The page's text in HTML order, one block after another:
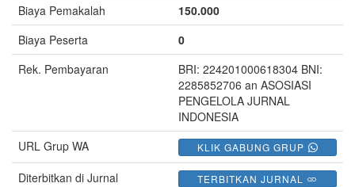
Biaya Pemakalah
150.000
Biaya Peserta
0
Rek. Pembayaran
BRI: 224201000618304 BNI:
2285852706 an ASOSIASI
PENGELOLA JURNAL
INDONESIA
URL Grup WA
KLIK GABUNG GRUP
Diterbitkan di Jurnal TERBITKAN JURNAL